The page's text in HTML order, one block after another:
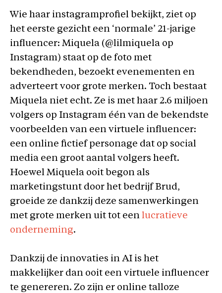
Wie haar instagramprofiel bekijkt, ziet op
het eerste gezicht een ‘normale’ 21-jarige
influencer: Miquela (@lilmiquela op
Instagram) staat op de foto met
bekendheden, bezoekt evenementen en
adverteert voor grote merken. Toch bestaat
Miquela niet echt. Ze is met haar 2.6 miljoen
volgers op Instagram één van de bekendste
voorbeelden van een virtuele influencer:
een online fictief personage dat op social
media een groot aantal volgers heeft.
Hoewel Miquela ooit begon als
marketingstunt door het bedrijf Brud,
groeide ze dankzij deze samenwerkingen
met grote merken uit tot een lucratieve
onderneming.
Dankzij de innovaties in AI is het
makkelijker dan ooit een virtuele influencer
te genereren. Zo zijn er online talloze